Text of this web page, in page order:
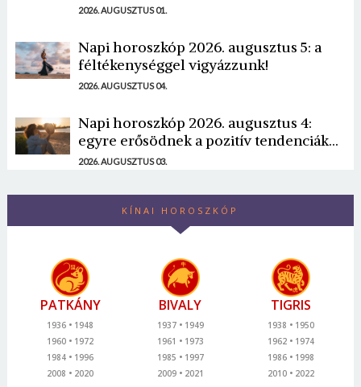
2026. AUGUSZTUS 01.
Napi horoszkóp 2026. augusztus 5: a
féltékenységgel vigyázzunk!
2026. AUGUSZTUS 04.
Napi horoszkóp 2026. augusztus 4:
egyre erősödnek a pozitív tendenciák...
2026. AUGUSZTUS 03.
KÍNAI HOROSZKÓP
PATKÁNY
1936
1948
1960
1972
1984
1996
2008
2020
BIVALY
1937
1949
1961
1973
1985
1997
2009
2021
TIGRIS
1938
1950
1962
1974
1986
1998
2010
2022